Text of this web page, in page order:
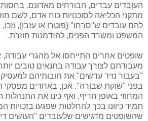
העובדים עבדים, הבורחים מאדונם.
מתקני הכליאה לסוכנויות כוח אדם, לשם
להם עובדים ש"סרחו" (פוטרו או עזבו),
המשפט ומשרד הפנים, להזדמנות חוזרת.
שופטים אחרים התייחסו אל מהגרי
מעבודתם לצורך עבודה בתנאים טובים
"בעבור נזיד עדשים" את חובותיהם
בפני "שוקת שבורה". אכן, באחדים מפסקי
המחוזי באופן חריף, ואף כינו את התנהלות
תמיד כיוונו בכך להחלטות שפגעו בזכויות
שהשופטים מדגישים שלעובדים "העושים